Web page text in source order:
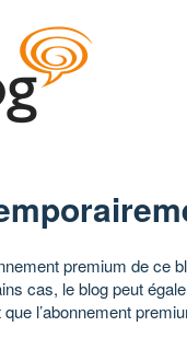
premium de ce
cas, le blog peut
l’abonnement